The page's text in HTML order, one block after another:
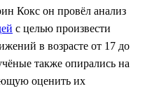
Кокс он провёл анализ
с целью произвести
в возрасте от 17 до
также опирались на
оценить их